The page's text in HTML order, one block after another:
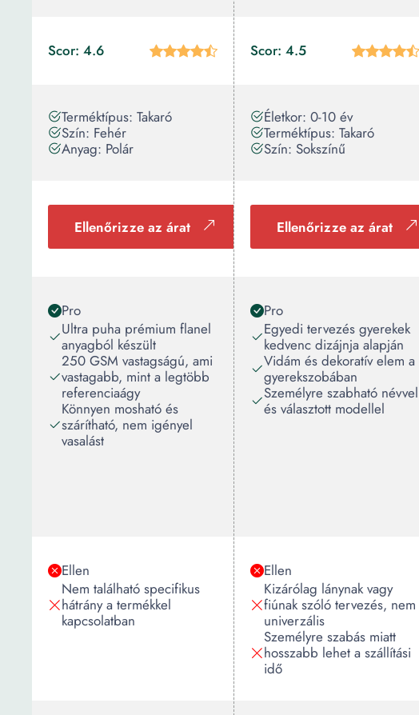
Scor: 4.6
Terméktípus: Takaró
Szín: Fehér
Anyag: Polár
Ellenőrizze az árat
Pro
Ultra puha prémium flanel
anyagból készült
250 GSM vastagságú, ami
vastagabb, mint a legtöbb
referenciaágy
Könnyen mosható és
szárítható, nem igényel
vasalást
Ellen
Nem található specifikus
hátrány a termékkel
kapcsolatban
Scor: 4.5
Életkor: 0-10 év
Terméktípus: Takaró
Szín: Sokszínű
Ellenőrizze az árat
Pro
Egyedi tervezés gyerekek
kedvenc dizájnja alapján
Vidám és dekoratív elem a
gyerekszobában
Személyre szabható névvel
és választott modellel
Ellen
Kizárólag lánynak vagy
fiúnak szóló tervezés, nem
univerzális
Személyre szabás miatt
hosszabb lehet a szállítási
idő